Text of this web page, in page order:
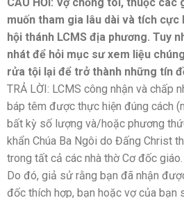
muốn tham gia lâu dài và tích
hội thánh LCMS địa phương. Tuy
nhát để hỏi mục sư xem liệu
rửa tội lại để trở thành những tín
TRẢ LỜI: LCMS công nhận và chấp
báp têm được thực hiện đúng cách
bất kỳ số lượng và/hoặc phương
khẩn Chúa Ba Ngôi do Đấng Christ
trong tất cả các nhà thờ Cơ đốc giáo.
Do đó, giả sử rằng bạn đã nhận
đốc thích hợp, bạn hoặc vợ của bạn